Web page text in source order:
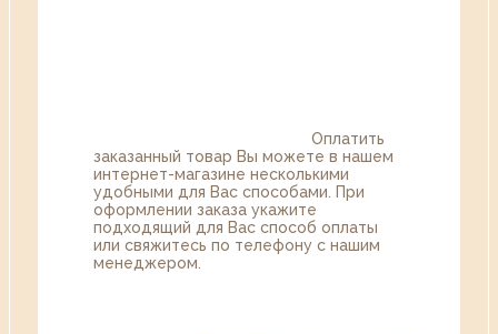
Оплатить
заказанный товар Вы можете в нашем
интернет-магазине несколькими
удобными для Вас способами. При
оформлении заказа укажите
подходящий для Вас способ оплаты
или свяжитесь по телефону с нашим
менеджером.